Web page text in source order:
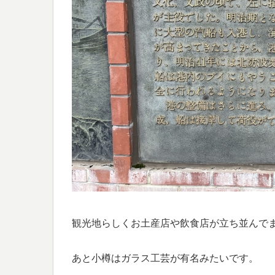
観光地らしくお土産店や飲食店が立ち並んで
あと小樽はガラス工芸が有名みたいです。